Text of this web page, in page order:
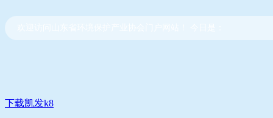
下载凯发k8